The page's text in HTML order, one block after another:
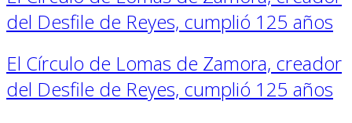
del Desfile de Reyes, cumplió 125 años
El Círculo de Lomas de Zamora, creador
del Desfile de Reyes, cumplió 125 años